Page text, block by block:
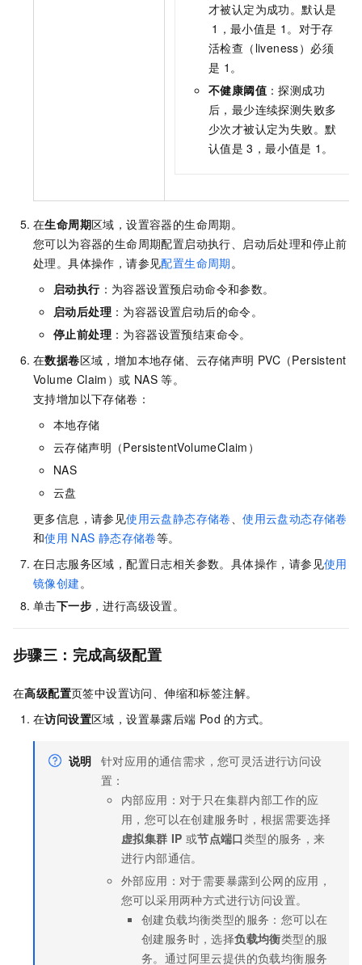
才被认定为成功。默认是
1，最小值是 1。对于存
活检查（liveness）必须
是 1。
不健康阈值 ：探测成功
后，最少连续探测失败多
少次才被认定为失败。默
认值是 3，最小值是 1。
在生命周期区域，设置容器的生命周期。
您可以为容器的生命周期配置启动执行、启动后处理和停止前
处理。具体操作，请参见配置生命周期。
启动执行：为容器设置预启动命令和参数。
启动后处理 ：为容器设置启动后的命令。
停止前处理 ：为容器设置预结束命令。
在数据卷区域，增加本地存储、云存储声明 PVC（Persistent
Volume Claim）或 NAS 等。
支持增加以下存储卷：
本地存储
云存储声明（PersistentVolumeClaim）
NAS
云盘
更多信息，请参见使用云盘静态存储卷、使用云盘动态存储卷
和使用 NAS 静态存储卷等。
在日志服务区域，配置日志相关参数。具体操作，请参见使用
镜像创建。
单击下一步 ，进行高级设置。
步骤三：完成高级配置
在高级配置页签中设置访问、伸缩和标签注解。
在访问设置区域，设置暴露后端 Pod 的方式。
说明 针对应用的通信需求，您可灵活进行访问设
置：
内部应用：对于只在集群内部工作的应
用，您可以在创建服务时，根据需要选择
虚拟集群 IP 或节点端口类型的服务，来
进行内部通信。
外部应用：对于需要暴露到公网的应用，
您可以采用两种方式进行访问设置。
创建负载均衡类型的服务：您可以在
创建服务时，选择负载均衡类型的服
务。通过阿里云提供的负载均衡服务